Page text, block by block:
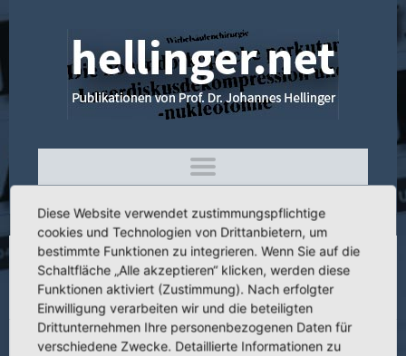
3.021Differentialdiagnose des
Ösophaguskarzinoms
Diese Website verwendet zustimmungspflichtige
cookies und Technologien von Drittanbietern, um
bestimmte Funktionen zu integrieren. Wenn Sie auf die
Schaltfläche „Alle akzeptieren“ klicken, werden diese
Funktionen aktiviert (Zustimmung). Nach erfolgter
Einwilligung verarbeiten wir und die beteiligten
Drittunternehmen Ihre personenbezogenen Daten für
verschiedene Zwecke. Detaillierte Informationen zu